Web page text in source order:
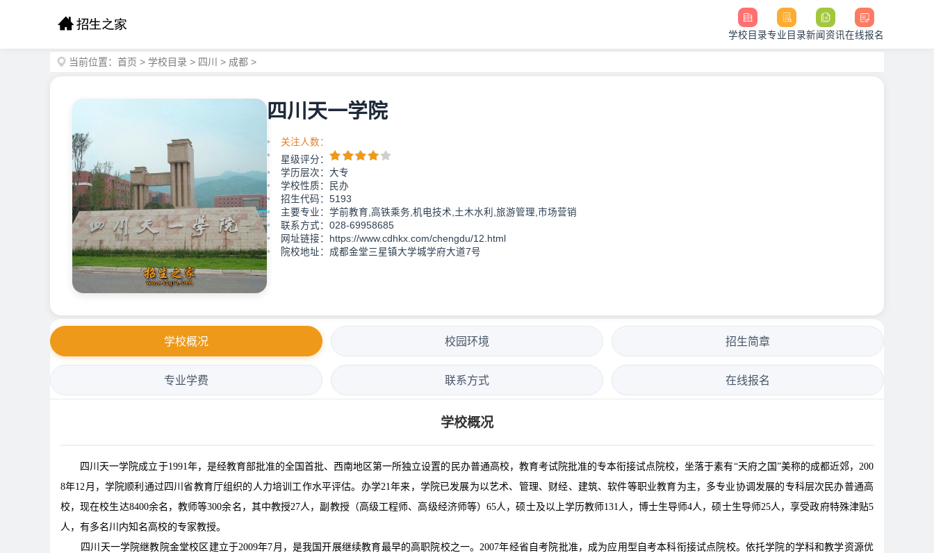
学校目录专业目录新闻资讯在线报名
当前位置： 首页 > 学校目录 > 四川 > 成都 >
四川天一学院
关注人数：
星级评分：
学历层次：大专
学校性质：民办
招生代码：5193
主要专业：学前教育,高铁乘务,机电技术,土木水利,旅游管理,市场营销
联系方式：028-69958685
网址链接：https://www.cdhkx.com/chengdu/12.html
院校地址：成都金堂三星镇大学城学府大道7号
学校概况 校园环境 招生简章
专业学费 联系方式 在线报名
学校概况
四川天一学院成立于1991年，是经教育部批准的全国首批、西南地区第一所独立设置的民办普通高校，教育考试院批准的专本衔接试点院校，坐落于素有“天府之国”美称的成都近郊，200
8年12月，学院顺利通过四川省教育厅组织的人力培训工作水平评估。办学21年来，学院已发展为以艺术、管理、财经、建筑、软件等职业教育为主，多专业协调发展的专科层次民办普通高
校，现在校生达8400余名，教师等300余名，其中教授27人，副教授（高级工程师、高级经济师等）65人，硕士及以上学历教师131人，博士生导师4人，硕士生导师25人，享受政府特殊津贴5
人，有多名川内知名高校的专家教授。
四川天一学院继教院金堂校区建立于2009年7月，是我国开展继续教育最早的高职院校之一。2007年经省自考院批准，成为应用型自考本科衔接试点院校。依托学院的学科和教学资源优